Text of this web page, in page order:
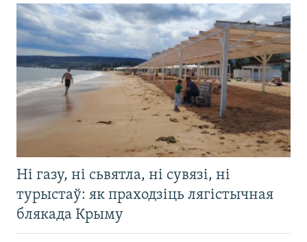
Ні газу, ні сьвятла, ні сувязі, ні
турыстаў: як праходзіць лягістычная
блякада Крыму